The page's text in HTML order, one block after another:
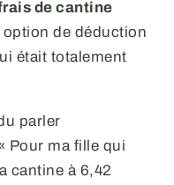
de cantine
de déduction
était totalement
parler
Pour ma fille qui
cantine à 6,42